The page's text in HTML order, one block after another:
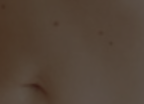
armonie fizica, suplete si
si de antrenament ale